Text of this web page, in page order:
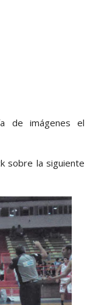
de imágenes el
sobre la siguiente